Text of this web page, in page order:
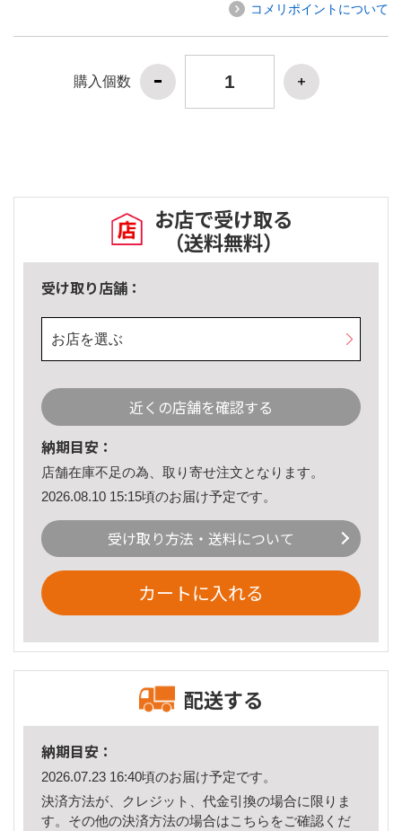
コメリポイントについて
購入個数
お店で受け取る
（送料無料）
受け取り店舗：
お店を選ぶ
近くの店舗を確認する
納期目安：
店舗在庫不足の為、取り寄せ注文となります。
2026.08.10 15:15頃のお届け予定です。
受け取り方法・送料について
カートに入れる
配送する
納期目安：
2026.07.23 16:40頃のお届け予定です。
決済方法が、クレジット、代金引換の場合に限りま
す。その他の決済方法の場合はこちら をご確認くだ